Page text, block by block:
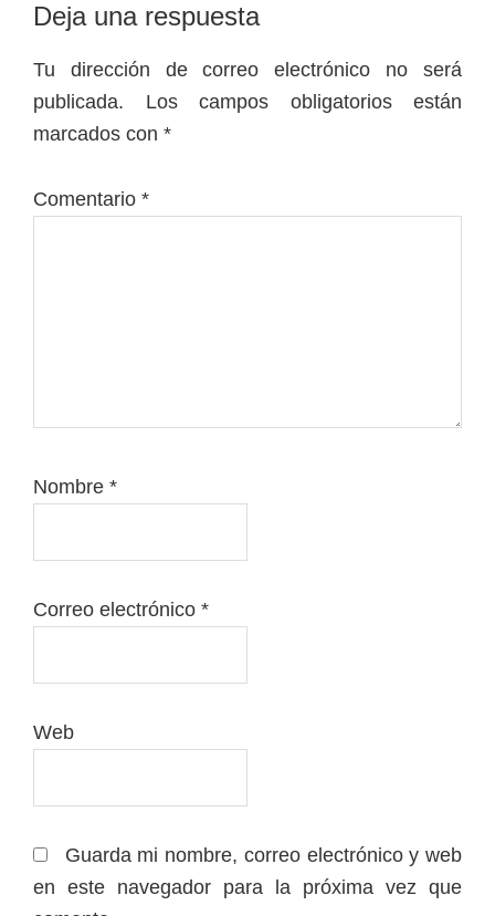
Interacciones
con
los
lectores
Deja una respuesta
Tu dirección de correo electrónico no será
publicada.
Los campos obligatorios están
marcados con *
Comentario *
Nombre *
Correo electrónico *
Web
Guarda mi nombre, correo electrónico y web
en este navegador para la próxima vez que